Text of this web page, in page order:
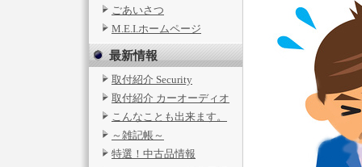
ごあいさつ
M.E.I.ホームページ
最新情報
取付紹介 Security
取付紹介 カーオーディオ
こんなことも出来ます。
～雑記帳～
特選！中古品情報